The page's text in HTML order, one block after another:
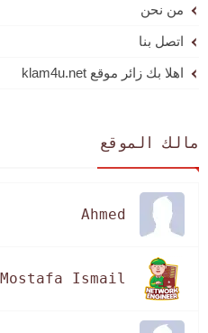
من نحن
اتصل بنا
اهلا بك زائر موقع klam4u.net
مالك الموقع
Ahmed
Ismail